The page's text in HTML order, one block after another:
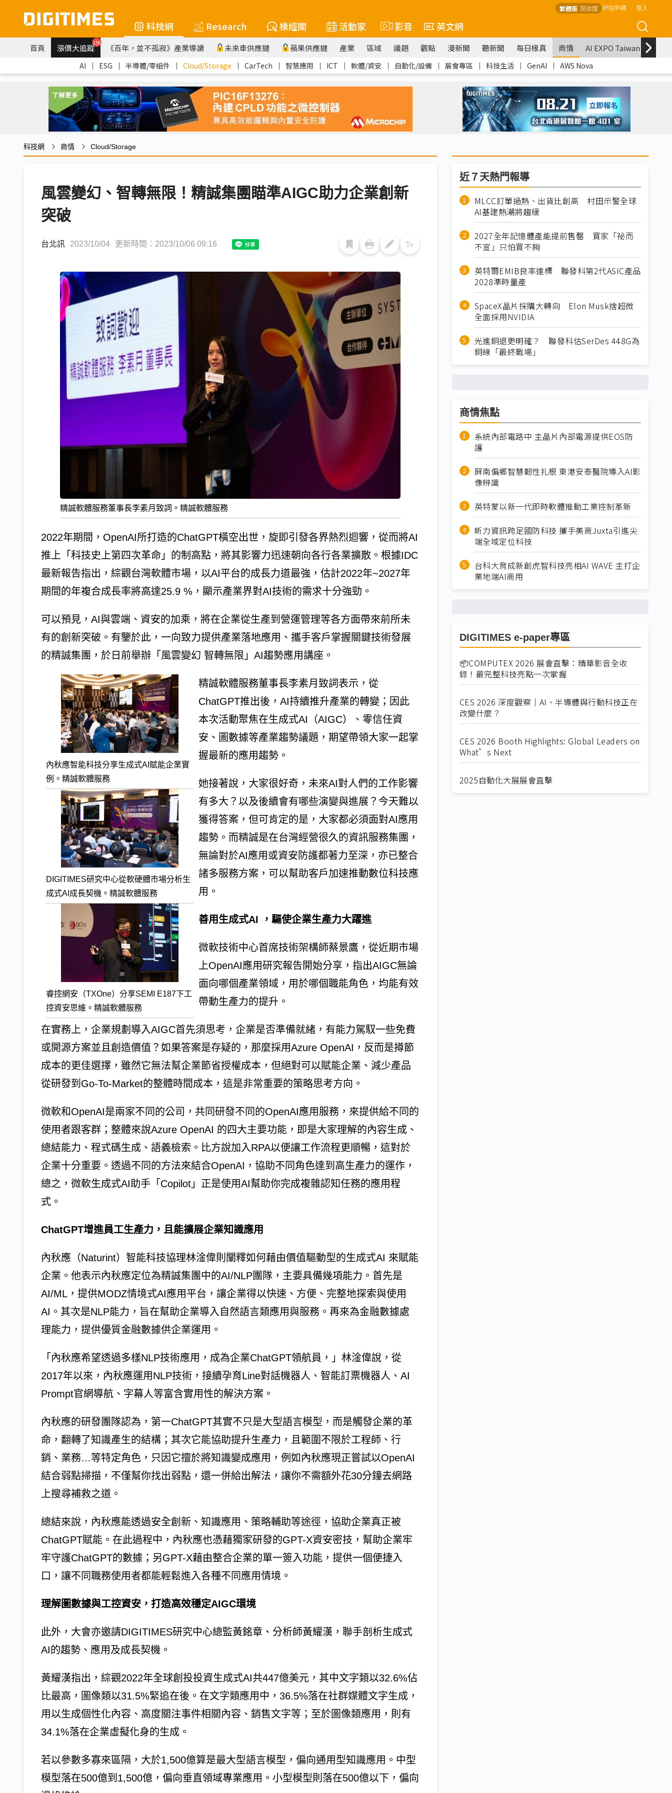
繁體版 简体版 評估申請 登入
科技網 Research 椽經閣 活動家 影音 英文網
首頁 漲價大追蹤259 《百年，並不孤寂》產業導讀 未來車供應鏈 蘋果供應鏈 產業 區域 議題 觀點 漫新聞 聽新聞 每日椽真 商情 AI EXPO Taiwan
AI ｜ ESG ｜ 半導體/零組件 ｜ Cloud/Storage ｜ CarTech ｜ 智慧應用 ｜ ICT ｜ 軟體/資安 ｜ 自動化/設備 ｜ 展會專區 ｜ 科技生活 ｜ GenAI ｜ AWS Nova
科技網 商情 Cloud/Storage
風雲變幻、智轉無限！精誠集團瞄準AIGC助力企業創新
突破
台北訊 2023/10/04 更新時間：2023/10/06 09:16
精誠軟體服務董事長李素月致詞。精誠軟體服務
2022年期間，OpenAI所打造的ChatGPT橫空出世，旋即引發各界熱烈迴響，從而將AI
推上「科技史上第四次革命」的制高點，將其影響力迅速朝向各行各業擴散。根據IDC
最新報告指出，綜觀台灣軟體市場，以AI平台的成長力道最強，估計2022年~2027年
期間的年複合成長率將高達25.9 %，顯示產業界對AI技術的需求十分強勁。
可以預見，AI與雲端、資安的加乘，將在企業從生產到營運管理等各方面帶來前所未
有的創新突破。有鑒於此，一向致力提供產業落地應用、攜手客戶掌握關鍵技術發展
的精誠集團，於日前舉辦「風雲變幻 智轉無限」AI趨勢應用講座。
內秋應智能科技分享生成式AI賦能企業實
例。精誠軟體服務
DIGITIMES研究中心從軟硬體市場分析生
成式AI成長契機。精誠軟體服務
睿控網安（TXOne）分享SEMI E187下工
控資安思維。精誠軟體服務
精誠軟體服務董事長李素月致詞表示，從
ChatGPT推出後，AI持續推升產業的轉變；因此
本次活動聚焦在生成式AI（AIGC）、零信任資
安、圖數據等產業趨勢議題，期望帶領大家一起掌
握最新的應用趨勢。
她接著說，大家很好奇，未來AI對人們的工作影響
有多大？以及後續會有哪些演變與進展？今天難以
獲得答案，但可肯定的是，大家都必須面對AI應用
趨勢。而精誠是在台灣經營很久的資訊服務集團，
無論對於AI應用或資安防護都著力至深，亦已整合
諸多服務方案，可以幫助客戶加速推動數位科技應
用。
善用生成式AI ，驅使企業生產力大躍進
微軟技術中心首席技術架構師蔡景鷹，從近期市場
上OpenAI應用研究報告開始分享，指出AIGC無論
面向哪個產業領域，用於哪個職能角色，均能有效
帶動生產力的提升。
在實務上，企業規劃導入AIGC首先須思考，企業是否準備就緒，有能力駕馭一些免費
或開源方案並且創造價值？如果答案是存疑的，那麼採用Azure OpenAI，反而是撙節
成本的更佳選擇，雖然它無法幫企業節省授權成本，但絕對可以賦能企業、減少產品
從研發到Go-To-Market的整體時間成本，這是非常重要的策略思考方向。
微軟和OpenAI是兩家不同的公司，共同研發不同的OpenAI應用服務，來提供給不同的
使用者跟客群；整體來說Azure OpenAI 的四大主要功能，即是大家理解的內容生成、
總結能力、程式碼生成、語義檢索。比方說加入RPA以便讓工作流程更順暢，這對於
企業十分重要。透過不同的方法來結合OpenAI，協助不同角色達到高生產力的運作，
總之，微軟生成式AI助手「Copilot」正是使用AI幫助你完成複雜認知任務的應用程
式。
ChatGPT增進員工生產力，且能擴展企業知識應用
內秋應（Naturint）智能科技協理林淦偉則闡釋如何藉由價值驅動型的生成式AI 來賦能
企業。他表示內秋應定位為精誠集團中的AI/NLP團隊，主要具備幾項能力。首先是
AI/ML，提供MODZ情境式AI應用平台，讓企業得以快速、方便、完整地探索與使用
AI。其次是NLP能力，旨在幫助企業導入自然語言類應用與服務。再來為金融數據處
理能力，提供優質金融數據供企業運用。
「內秋應希望透過多樣NLP技術應用，成為企業ChatGPT領航員，」林淦偉說，從
2017年以來，內秋應運用NLP技術，接續孕育Line對話機器人、智能訂票機器人、AI
Prompt官網導航、字幕人等富含實用性的解決方案。
內秋應的研發團隊認為，第一ChatGPT其實不只是大型語言模型，而是觸發企業的革
命，翻轉了知識產生的結構；其次它能協助提升生產力，且範圍不限於工程師、行
銷、業務…等特定角色，只因它擅於將知識變成應用，例如內秋應現正嘗試以OpenAI
結合弱點掃描，不僅幫你找出弱點，還一併給出解法，讓你不需額外花30分鐘去網路
上搜尋補救之道。
總結來說，內秋應能透過安全創新、知識應用、策略輔助等途徑，協助企業真正被
ChatGPT賦能。在此過程中，內秋應也憑藉獨家研發的GPT-X資安密技，幫助企業牢
牢守護ChatGPT的數據；另GPT-X藉由整合企業的單一簽入功能，提供一個便捷入
口，讓不同職務使用者都能輕鬆進入各種不同應用情境。
理解圖數據與工控資安，打造高效穩定AIGC環境
此外，大會亦邀請DIGITIMES研究中心總監黃銘章、分析師黃耀漢，聯手剖析生成式
AI的趨勢、應用及成長契機。
黃耀漢指出，綜觀2022年全球創投投資生成式AI共447億美元，其中文字類以32.6%佔
比最高，圖像類以31.5%緊追在後。在文字類應用中，36.5%落在社群媒體文字生成，
用以生成個性化內容、高度關注事件相關內容、銷售文字等；至於圖像類應用，則有
34.1%落在企業虛擬化身的生成。
若以參數多寡來區隔，大於1,500億算是最大型語言模型，偏向通用型知識應用。中型
模型落在500億到1,500億，偏向垂直領域專業應用。小型模型則落在500億以下，偏向
近７天熱門報導
MLCC訂單過熱、出貨比創高 村田示警全球
AI基建熱潮將趨緩
2027全年記憶體產能提前售罄 買家「祕而
不宣」只怕買不夠
英特爾EMIB良率達標 聯發科第2代ASIC產品
2028準時量產
SpaceX晶片採購大轉向 Elon Musk捨超微
全面採用NVIDIA
光進銅退更明確？ 聯發科估SerDes 448G為
銅線「最終戰場」
商情焦點
系統內部電路中 主晶片內部電源提供EOS防
護
屏南偏鄉智慧韌性扎根 東港安泰醫院導入AI影
像辨識
英特蒙以新一代即時軟體推動工業控制革新
昕力資訊跨足國防科技 攜手美商Juxta引進尖
端全域定位科技
台科大育成新創虎智科技亮相AI WAVE 主打企
業地端AI商用
DIGITIMES e-paper專區
📦COMPUTEX 2026 展會直擊：精華影音全收
錄！最完整科技亮點一次掌握
CES 2026 深度觀察｜AI、半導體與行動科技正在
改變什麼？
CES 2026 Booth Highlights: Global Leaders on
What’s Next
2025自動化大展展會直擊